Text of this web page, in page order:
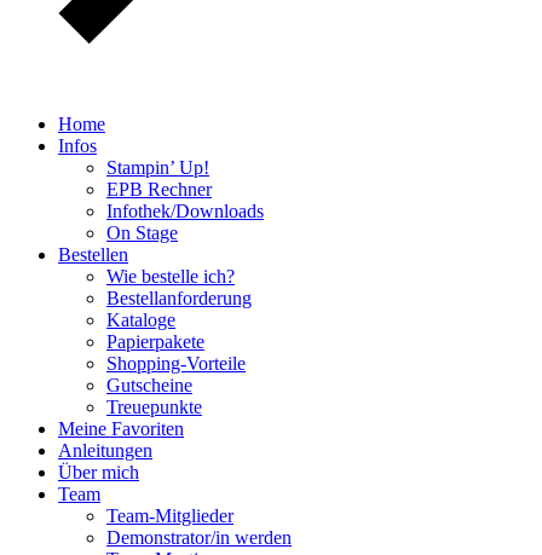
Home
Infos
Stampin’ Up!
EPB Rechner
Infothek/Downloads
On Stage
Bestellen
Wie bestelle ich?
Bestellanforderung
Kataloge
Papierpakete
Shopping-Vorteile
Gutscheine
Treuepunkte
Meine Favoriten
Anleitungen
Über mich
Team
Team-Mitglieder
Demonstrator/in werden